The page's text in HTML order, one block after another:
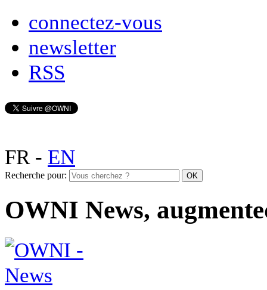
connectez-vous
newsletter
RSS
FR- EN
Recherche pour:
OWNI News,